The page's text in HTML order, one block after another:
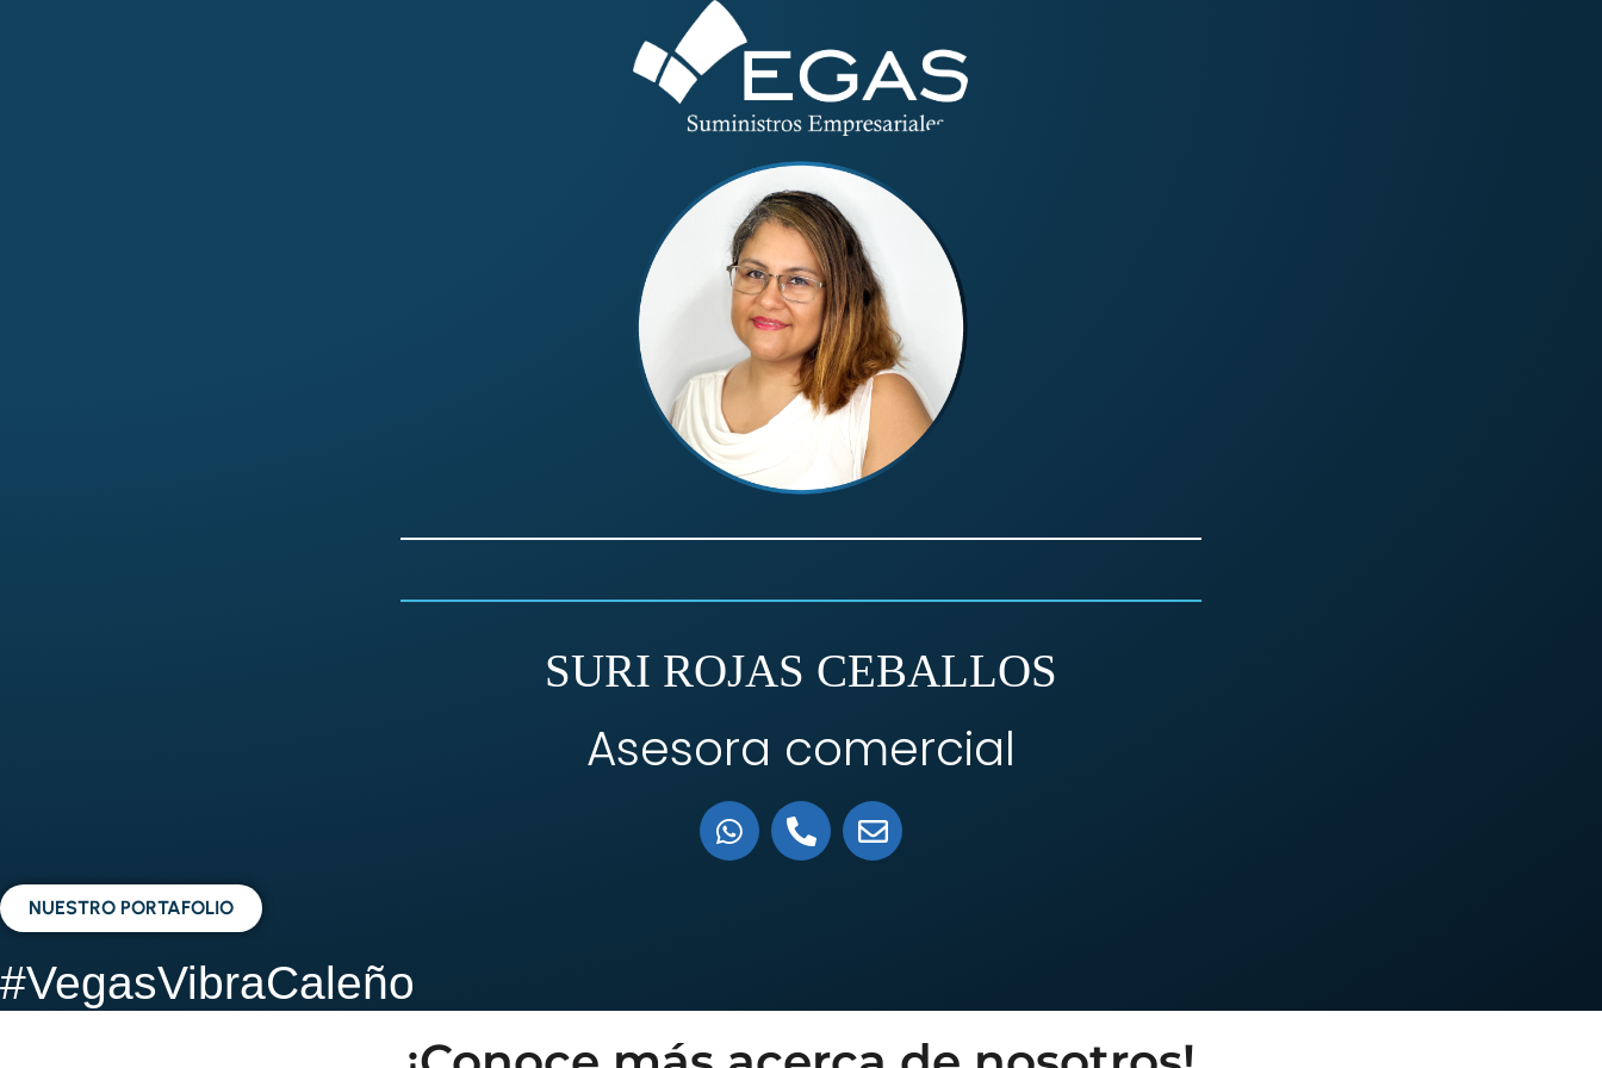
SURI ROJAS CEBALLOS
Asesora comercial
NUESTRO PORTAFOLIO
#VegasVibraCaleño